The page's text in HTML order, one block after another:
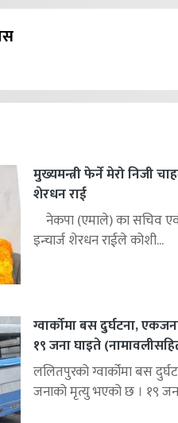
मुख्यमन्त्री फेर्ने मेरो निजी
शेरधन राई
नेकपा (एमाले) का सचिव
इन्चार्ज शेरधन राईले कोशी...
ग्वार्कोमा बस दुर्घटना,
१९ जना घाइते
ललितपुरको ग्वार्कोमा बस
जनाको मृत्यु भएको छ । १९